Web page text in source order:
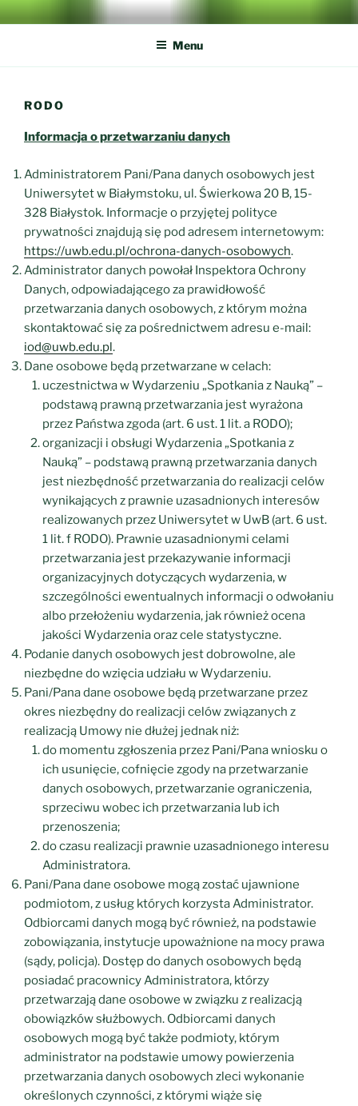
Przejdź
do
SPOTKANIA Z NAUKĄ
Menu
RODO
Informacja o przetwarzaniu danych
Administratorem Pani/Pana danych osobowych jest
Uniwersytet w Białymstoku, ul. Świerkowa 20 B, 15-
328 Białystok. Informacje o przyjętej polityce
prywatności znajdują się pod adresem internetowym:
https://uwb.edu.pl/ochrona-danych-osobowych.
Administrator danych powołał Inspektora Ochrony
Danych, odpowiadającego za prawidłowość
przetwarzania danych osobowych, z którym można
skontaktować się za pośrednictwem adresu e-mail:
iod@uwb.edu.pl.
Dane osobowe będą przetwarzane w celach:
uczestnictwa w Wydarzeniu „Spotkania z Nauką” –
podstawą prawną przetwarzania jest wyrażona
przez Państwa zgoda (art. 6 ust. 1 lit. a RODO);
organizacji i obsługi Wydarzenia „Spotkania z
Nauką” – podstawą prawną przetwarzania danych
jest niezbędność przetwarzania do realizacji celów
wynikających z prawnie uzasadnionych interesów
realizowanych przez Uniwersytet w UwB (art. 6 ust.
1 lit. f RODO). Prawnie uzasadnionymi celami
przetwarzania jest przekazywanie informacji
organizacyjnych dotyczących wydarzenia, w
szczególności ewentualnych informacji o odwołaniu
albo przełożeniu wydarzenia, jak również ocena
jakości Wydarzenia oraz cele statystyczne.
Podanie danych osobowych jest dobrowolne, ale
niezbędne do wzięcia udziału w Wydarzeniu.
Pani/Pana dane osobowe będą przetwarzane przez
okres niezbędny do realizacji celów związanych z
realizacją Umowy nie dłużej jednak niż:
do momentu zgłoszenia przez Pani/Pana wniosku o
ich usunięcie, cofnięcie zgody na przetwarzanie
danych osobowych, przetwarzanie ograniczenia,
sprzeciwu wobec ich przetwarzania lub ich
przenoszenia;
do czasu realizacji prawnie uzasadnionego interesu
Administratora.
Pani/Pana dane osobowe mogą zostać ujawnione
podmiotom, z usług których korzysta Administrator.
Odbiorcami danych mogą być również, na podstawie
zobowiązania, instytucje upoważnione na mocy prawa
(sądy, policja). Dostęp do danych osobowych będą
posiadać pracownicy Administratora, którzy
przetwarzają dane osobowe w związku z realizacją
obowiązków służbowych. Odbiorcami danych
osobowych mogą być także podmioty, którym
administrator na podstawie umowy powierzenia
przetwarzania danych osobowych zleci wykonanie
określonych czynności, z którymi wiąże się